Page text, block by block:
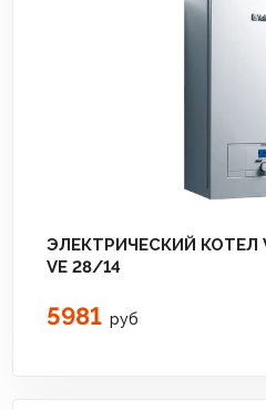
ЭЛЕКТРИЧЕСКИЙ КОТЕЛ
VE 28/14
5981 руб